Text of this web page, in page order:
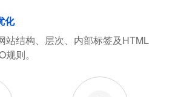
化
站结构、层次、内部标签及HTML
则。